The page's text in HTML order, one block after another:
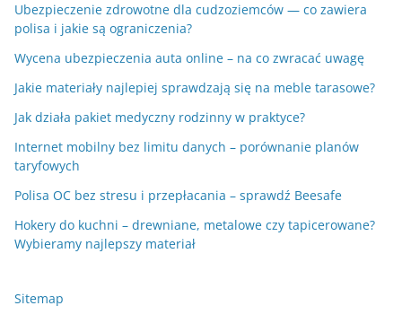
Ubezpieczenie zdrowotne dla cudzoziemców — co zawiera
polisa i jakie są ograniczenia?
Wycena ubezpieczenia auta online – na co zwracać uwagę
Jakie materiały najlepiej sprawdzają się na meble tarasowe?
Jak działa pakiet medyczny rodzinny w praktyce?
Internet mobilny bez limitu danych – porównanie planów
taryfowych
Polisa OC bez stresu i przepłacania – sprawdź Beesafe
Hokery do kuchni – drewniane, metalowe czy tapicerowane?
Wybieramy najlepszy materiał
Sitemap